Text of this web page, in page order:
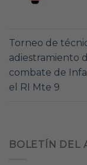
Torneo de
adiestramiento
combate de
el RI Mte 9
BOLETÍN DEL